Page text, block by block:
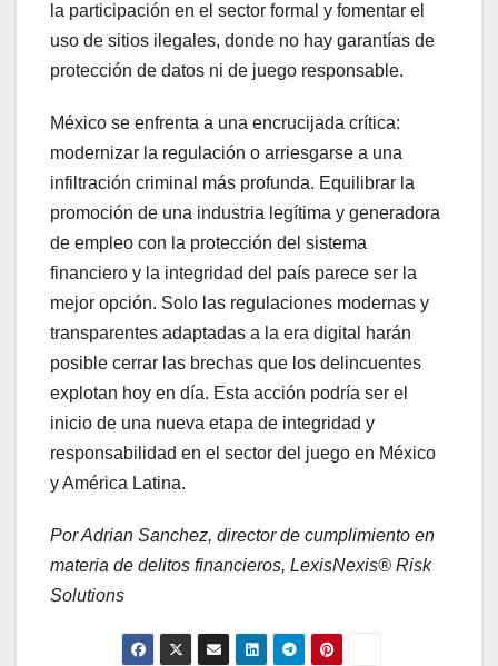
la participación en el sector formal y fomentar el
uso de sitios ilegales, donde no hay garantías de
protección de datos ni de juego responsable.
México se enfrenta a una encrucijada crítica:
modernizar la regulación o arriesgarse a una
infiltración criminal más profunda. Equilibrar la
promoción de una industria legítima y generadora
de empleo con la protección del sistema
financiero y la integridad del país parece ser la
mejor opción. Solo las regulaciones modernas y
transparentes adaptadas a la era digital harán
posible cerrar las brechas que los delincuentes
explotan hoy en día. Esta acción podría ser el
inicio de una nueva etapa de integridad y
responsabilidad en el sector del juego en México
y América Latina.
Por Adrian Sanchez, director de cumplimiento en
materia de delitos financieros, LexisNexis® Risk
Solutions